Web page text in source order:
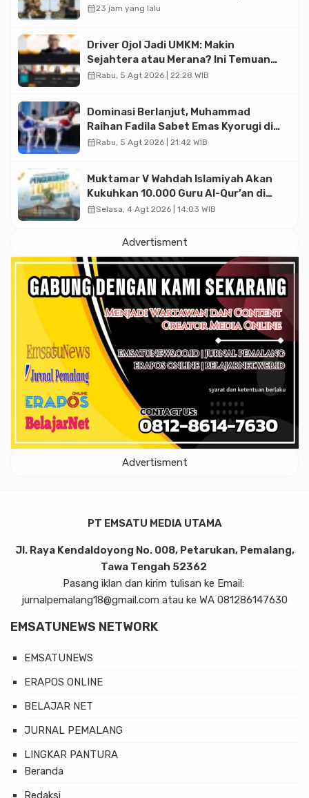
Triliun
calendar_month23 jam yang lalu
Driver Ojol Jadi UMKM: Makin
Sejahtera atau Merana? Ini Temuan
Diskusi Paramadina
calendar_monthRabu, 5 Agt 2026 | 22:28 WIB
Dominasi Berlanjut, Muhammad
Raihan Fadila Sabet Emas Kyorugi di
Asian Taekwondo Indonesia Open
calendar_monthRabu, 5 Agt 2026 | 21:42 WIB
Muktamar V Wahdah Islamiyah Akan
Kukuhkan 10.000 Guru Al-Qur’an di
Masjid Istiqlal
calendar_monthSelasa, 4 Agt 2026 | 14:03 WIB
Advertisment
Advertisment
PT EMSATU MEDIA UTAMA
Jl. Raya Kendaldoyong No. 008, Petarukan, Pemalang,
Tawa Tengah 52362
Pasang iklan dan kirim tulisan ke Email:
jurnalpemalang18@gmail.com atau ke WA 081286147630
EMSATUNEWS NETWORK
EMSATUNEWS
ERAPOS ONLINE
BELAJAR NET
JURNAL PEMALANG
LINGKAR PANTURA
Beranda
Redaksi